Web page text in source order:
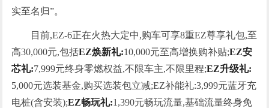
实至名归”。
目前,EZ-6正在火热大定中,购车可享8重EZ尊享礼包,至
高30,000元,包括EZ焕新礼:10,000元至高增换购补贴;EZ安
芯礼:7,999元终身零燃权益,不限车主,不限里程;EZ升级礼:
5,000元选装基金,购买选装包立减;EZ补能礼:3,999元蓝牙充
电桩(含安装);EZ畅玩礼:1,390元畅玩流量,基础流量终身免